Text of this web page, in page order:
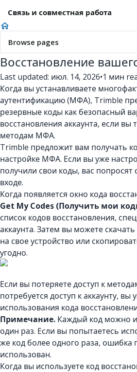
Связь и совместная работа
Browse pages
Восстановление
Last updated: июл. 14, 2026•1 мин
Когда вы устанавливаете
аутентификацию (МФА), Trimble
резервные коды как безопасный
восстановления аккаунта, если вы
методам МФА.
Trimble предложит вам получать
настройке МФА. Если вы уже
получили свои коды, вас попросят
входе.
Когда появляется окно кода
Get My Codes (Получить мои
список кодов восстановления,
аккаунта. Затем вы можете
на свое устройство или
угодно.
Если вы потеряете доступ к
потребуется доступ к аккаунту,
использования кода
Примечание. Каждый код можно
один раз. Если вы попытаетесь
же код более одного раза, ошибка
использован.
Когда вы используете код